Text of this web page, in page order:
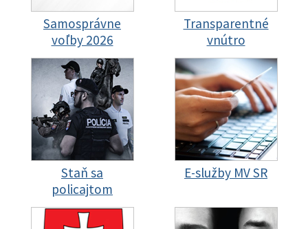
Samosprávne
voľby 2026
Transparentné
vnútro
Staň sa
policajtom
E-služby MV SR